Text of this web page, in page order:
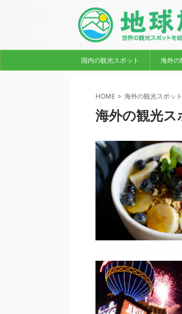
国内の観光スポット 海外の
HOME > 海外の観光スポット
海外の観光ス